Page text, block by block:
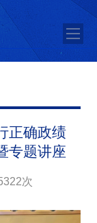
正确政绩
专题讲座
次